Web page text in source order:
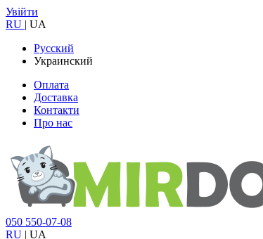
Увійти
RU | UA
Русский
Украинский
Оплата
Доставка
Контакти
Про нас
050 550-07-08
RU | UA